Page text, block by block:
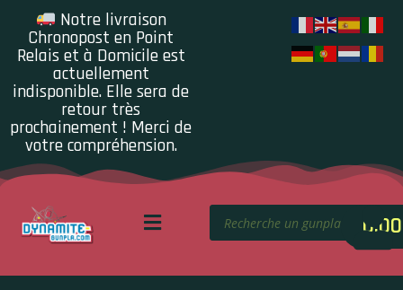
Notre livraison
Chronopost en Point
Relais et à Domicile est
actuellement
indisponible. Elle sera de
retour très
prochainement ! Merci de
votre compréhension.
0.00